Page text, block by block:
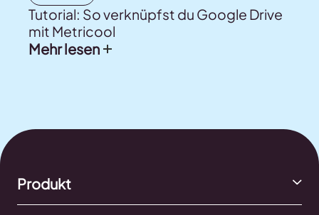
Tutorial: So verknüpfst du Google Drive
mit Metricool
Mehr lesen
Produkt